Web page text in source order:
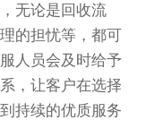
无论是回收流
的担忧等，都可
人员会及时给予
，让客户在选择
持续的优质服务